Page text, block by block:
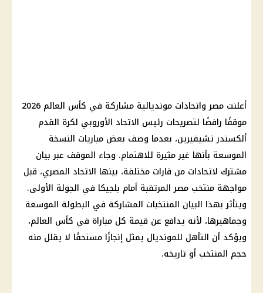
أعلنت مصر واتحادات مونديالية مشاركة في كأس العالم 2026
موقفًا رافضًا لتصريحات رئيس الاتحاد الأوروبي لكرة القدم
ألكسندر تشيفيرين، بعدما وصف بعض مباريات النسخة
الموسعة بأنها غير مثيرة للاهتمام. وجاء الموقف عبر بيان
مشترك لاتحادات من قارات مختلفة، بينها الاتحاد المصري، قبل
مواجهة منتخب مصرالمرتقبة أمام بلجيكا في الجولة الأولى.
ويتأثر بهذا البيان المنتخبات المشاركة في البطولة الموسعة
وجماهيرها، لأنه يدافع عن قيمة كل مباراة في كأس العالم،
ويؤكد أن التأهل للمونديال يمثل إنجازًا مستحقًا لا يقلل منه
حجم المنتخب أو تاريخه.